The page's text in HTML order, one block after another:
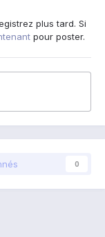
plus tard. Si
pour poster.
0